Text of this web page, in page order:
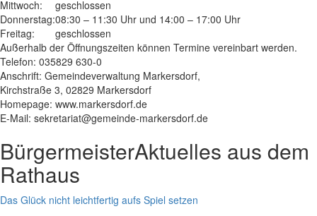
Mittwoch:
geschlossen
Donnerstag:08:30 – 11:30 Uhr und 14:00 – 17:00 Uhr
Freitag:
geschlossen
Außerhalb der Öffnungszeiten können Termine vereinbart werden.
Telefon: 035829 630-0
Anschrift: Gemeindeverwaltung Markersdorf,
Kirchstraße 3, 02829 Markersdorf
Homepage: www.markersdorf.de
E-Mail: sekretariat@gemeinde-markersdorf.de
BürgermeisterAktuelles aus dem
Rathaus
Das Glück nicht leichtfertig aufs Spiel setzen